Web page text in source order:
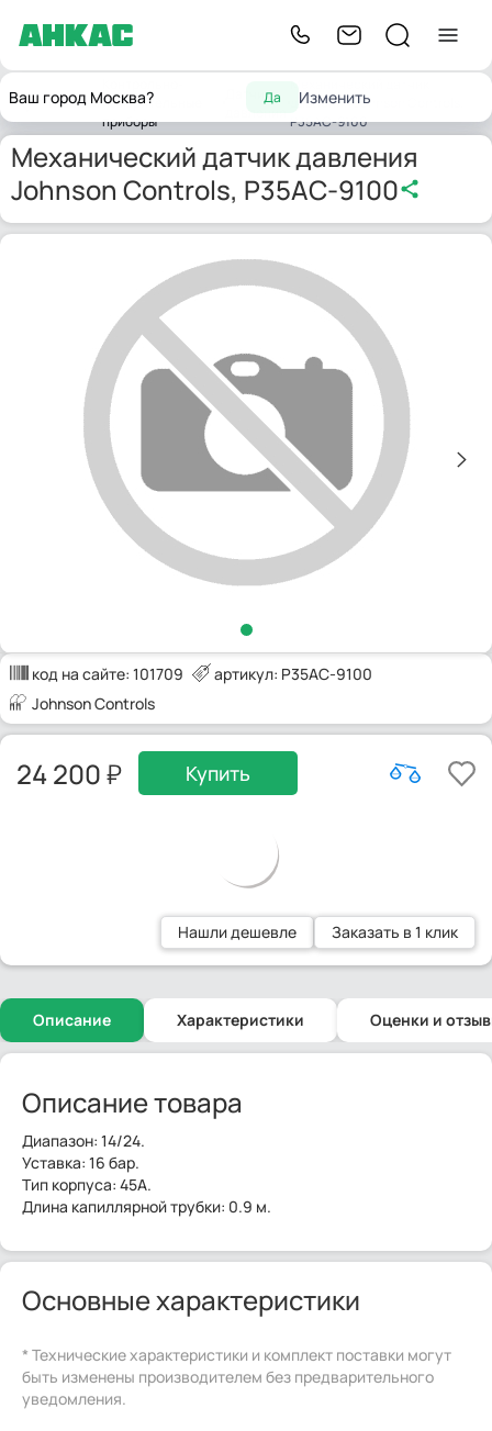
Ваш город Москва? Да Изменить
Главнаяизмерительные
приборы
Датчики
давления Johnson Controls,
P35AC-9100
Механический датчик давления
Johnson Controls, P35AC-9100
код на сайте: 101709
артикул: P35AC-9100
Johnson Controls
24 200 Купить
Нашли дешевле Заказать в 1 клик
Описание Характеристики Оценки и
Описание товара
Диапазон: 14/24.
Уставка: 16 бар.
Тип корпуса: 45A.
Длина капиллярной трубки: 0.9 м.
Основные характеристики
* Технические характеристики и комплект поставки могут
быть изменены производителем без предварительного
уведомления.